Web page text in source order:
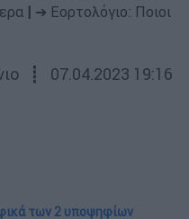
➔ Εορτολόγιο: Ποιοι
┋ 07.04.2023 19:16
των 2 υποψηφίων